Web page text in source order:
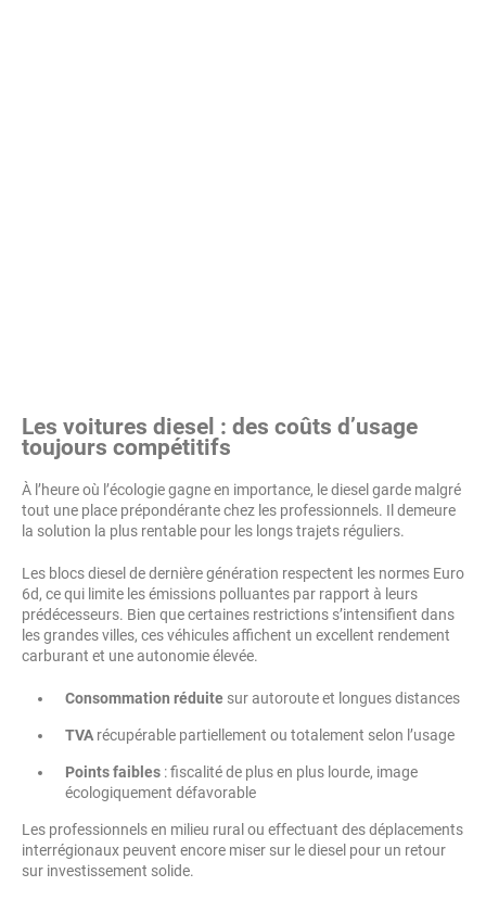
Les voitures diesel : des coûts d’usage
toujours compétitifs
À l’heure où l’écologie gagne en importance, le diesel garde malgré
tout une place prépondérante chez les professionnels. Il demeure
la solution la plus rentable pour les longs trajets réguliers.
Les blocs diesel de dernière génération respectent les normes Euro
6d, ce qui limite les émissions polluantes par rapport à leurs
prédécesseurs. Bien que certaines restrictions s’intensifient dans
les grandes villes, ces véhicules affichent un excellent rendement
carburant et une autonomie élevée.
Consommation réduite sur autoroute et longues distances
TVArécupérable partiellement ou totalement selon l’usage
Points faibles : fiscalité de plus en plus lourde, image
écologiquement défavorable
Les professionnels en milieu rural ou effectuant des déplacements
interrégionaux peuvent encore miser sur le diesel pour un retour
sur investissement solide.